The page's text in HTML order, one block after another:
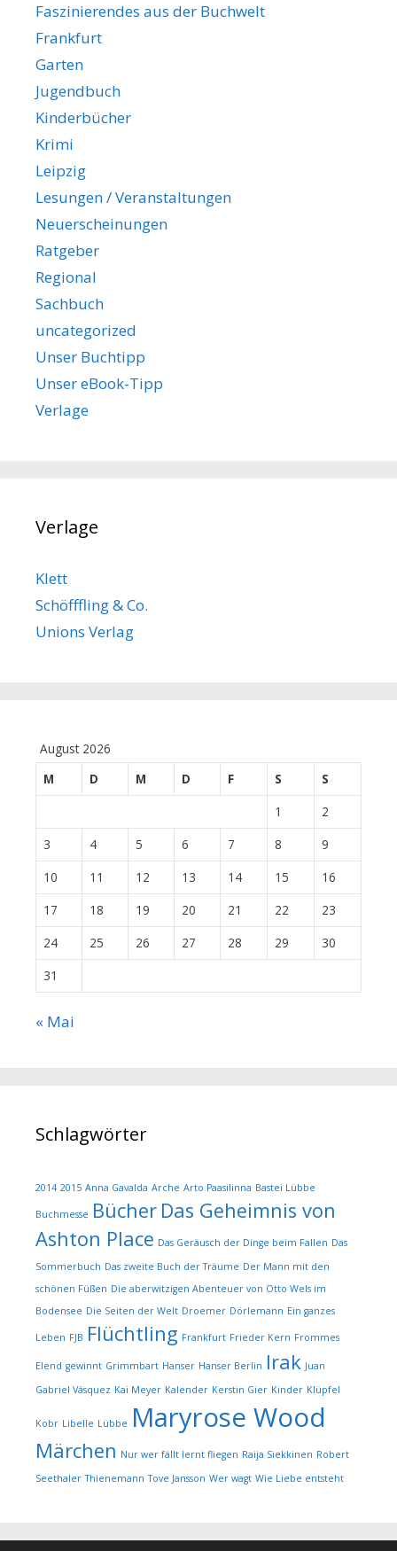
Faszinierendes aus der Buchwelt
Frankfurt
Garten
Jugendbuch
Kinderbücher
Krimi
Leipzig
Lesungen / Veranstaltungen
Neuerscheinungen
Ratgeber
Regional
Sachbuch
uncategorized
Unser Buchtipp
Unser eBook-Tipp
Verlage
Verlage
Klett
Schöfffling & Co.
Unions Verlag
August 2026
M
D M D F S
S
1
2
3
4 5 6 7 8
9
10
11 12 13 14 15
16
17
18 19 20 21 22
23
24
25 26 27 28 29
30
31
« Mai
Schlagwörter
2014 2015 Anna Gavalda Arche Arto Paasilinna Bastei Lübbe
Buchmesse Bücher Das Geheimnis von
Ashton Place Das Geräusch der Dinge beim Fallen Das
Sommerbuch Das zweite Buch der Träume Der Mann mit den
schönen Füßen Die aberwitzigen Abenteuer von Otto Wels im
Bodensee Die Seiten der Welt Droemer Dörlemann Ein ganzes
Leben FJB Flüchtling Frankfurt Frieder Kern Frommes
Elend gewinnt Grimmbart Hanser Hanser Berlin Irak Juan
Gabriel Vásquez Kai Meyer Kalender Kerstin Gier Kinder Klüpfel
Kobr Libelle Lübbe Maryrose Wood
Märchen Nur wer fällt lernt fliegen Raija Siekkinen Robert
Seethaler Thienemann Tove Jansson Wer wagt Wie Liebe entsteht